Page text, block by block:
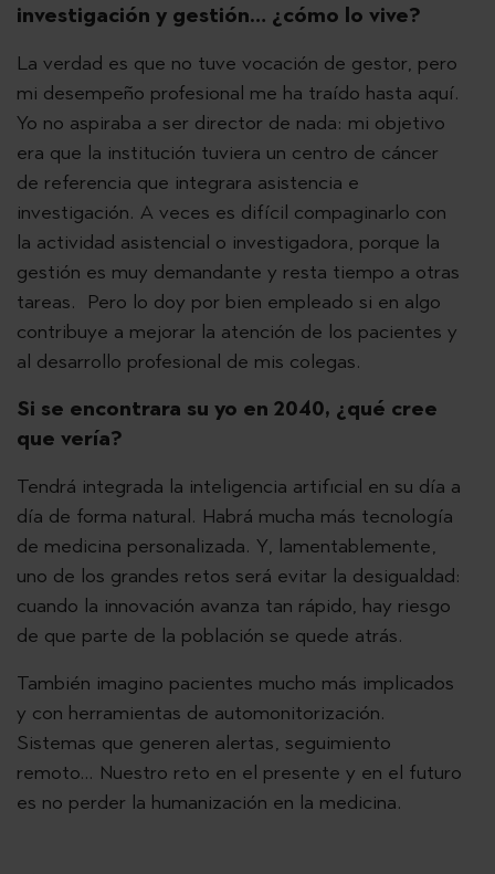
investigación y gestión… ¿cómo lo vive?
La verdad es que no tuve vocación de gestor, pero
mi desempeño profesional me ha traído hasta aquí.
Yo no aspiraba a ser director de nada: mi objetivo
era que la institución tuviera un centro de cáncer
de referencia que integrara asistencia e
investigación. A veces es difícil compaginarlo con
la actividad asistencial o investigadora, porque la
gestión es muy demandante y resta tiempo a otras
tareas. Pero lo doy por bien empleado si en algo
contribuye a mejorar la atención de los pacientes y
al desarrollo profesional de mis colegas.
Si se encontrara su yo en 2040, ¿qué cree
que vería?
Tendrá integrada la inteligencia artificial en su día a
día de forma natural. Habrá mucha más tecnología
de medicina personalizada. Y, lamentablemente,
uno de los grandes retos será evitar la desigualdad:
cuando la innovación avanza tan rápido, hay riesgo
de que parte de la población se quede atrás.
También imagino pacientes mucho más implicados
y con herramientas de automonitorización.
Sistemas que generen alertas, seguimiento
remoto… Nuestro reto en el presente y en el futuro
es no perder la humanización en la medicina.